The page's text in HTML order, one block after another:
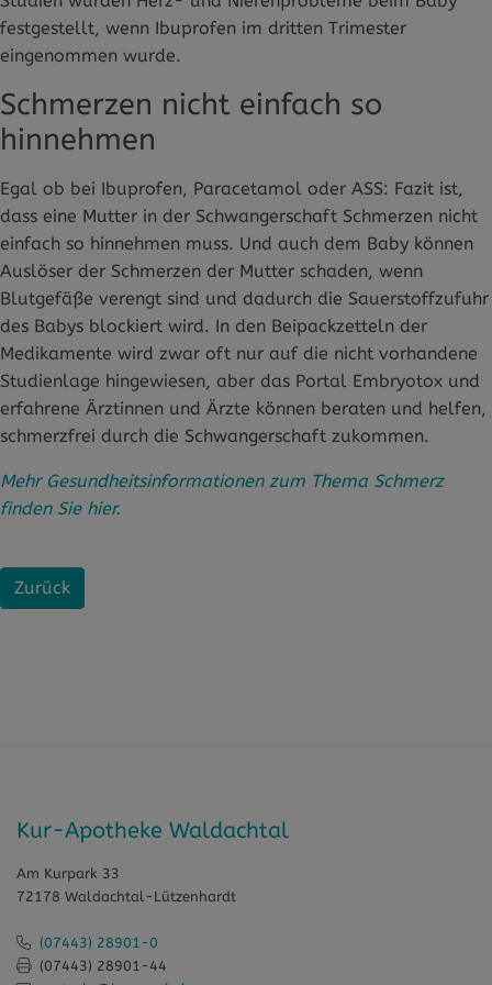
Zurück
festgestellt, wenn Ibuprofen im dritten Trimester
eingenommen wurde.
Schmerzen nicht einfach so
hinnehmen
Egal ob bei Ibuprofen, Paracetamol oder ASS: Fazit ist,
dass eine Mutter in der Schwangerschaft Schmerzen nicht
einfach so hinnehmen muss. Und auch dem Baby können
Auslöser der Schmerzen der Mutter schaden, wenn
Blutgefäße verengt sind und dadurch die Sauerstoffzufuhr
des Babys blockiert wird. In den Beipackzetteln der
Medikamente wird zwar oft nur auf die nicht vorhandene
Studienlage hingewiesen, aber das Portal Embryotox und
erfahrene Ärztinnen und Ärzte können beraten und helfen,
schmerzfrei durch die Schwangerschaft zukommen.
Mehr Gesundheitsinformationen zum Thema Schmerz
finden Sie hier.
Kur-Apotheke Waldachtal
Am Kurpark 33
72178 Waldachtal-Lützenhardt
(07443) 28901-0
(07443) 28901-44